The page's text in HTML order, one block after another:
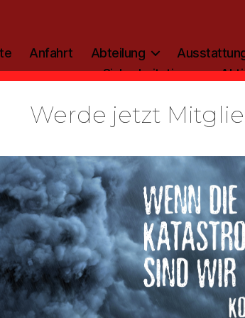
Anfahrt Abteilung
Sicherheitstipp
ALLGEMEIN
Werde jetzt